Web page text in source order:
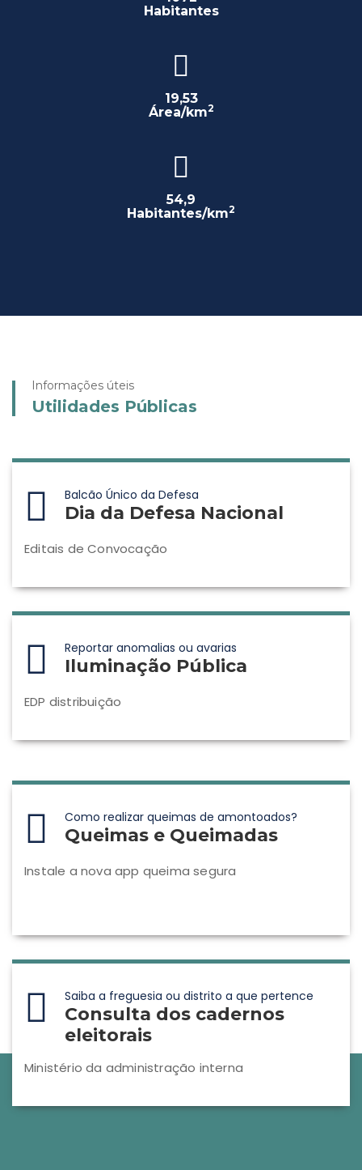
Habitantes
19,53
Área/km2
54,9
Habitantes/km2
Informações úteis
Utilidades Públicas
Balcão Único da Defesa
Dia da Defesa Nacional
Editais de Convocação
Reportar anomalias ou avarias
Iluminação Pública
EDP distribuição
Como realizar queimas de amontoados?
Queimas e Queimadas
Instale a nova app queima segura
Saiba a freguesia ou distrito a que pertence
Consulta dos cadernos
eleitorais
Ministério da administração interna